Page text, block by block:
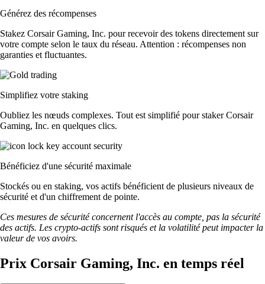
Générez des récompenses
Stakez Corsair Gaming, Inc. pour recevoir des tokens directement sur
votre compte selon le taux du réseau. Attention : récompenses non
garanties et fluctuantes.
Simplifiez votre staking
Oubliez les nœuds complexes. Tout est simplifié pour staker Corsair
Gaming, Inc. en quelques clics.
Bénéficiez d'une sécurité maximale
Stockés ou en staking, vos actifs bénéficient de plusieurs niveaux de
sécurité et d'un chiffrement de pointe.
Ces mesures de sécurité concernent l'accès au compte, pas la sécurité
des actifs. Les crypto-actifs sont risqués et la volatilité peut impacter la
valeur de vos avoirs.
Prix Corsair Gaming, Inc. en temps réel